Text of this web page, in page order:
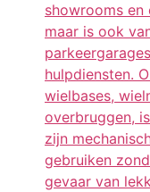
showrooms en
maar is ook
hulpdiensten.
wielbases,
overbruggen,
zijn
gebruiken
gevaar van